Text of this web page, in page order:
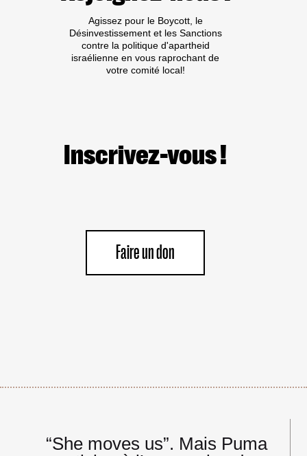
AUX
CRIMINEL·LES
DE
GUERRE
ISRAÉLIEN·NES
OU
CULTURELS
Agissez pour le Boycott, le
Désinvestissement et les Sanctions
contre la politique d'apartheid
israélienne en vous raprochant de
votre comité local!
Inscrivez-vous !
Faire un don
Navigation
de
“She moves us”. Mais Puma